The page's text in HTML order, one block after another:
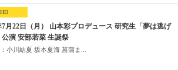
HD
7月22日（月） 山本彩プロデュース 研究生「夢は逃げ
公演 安部若菜 生誕祭
小川結夏 坂本夏海 菖蒲ま...